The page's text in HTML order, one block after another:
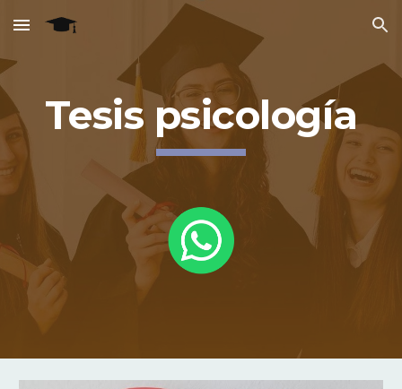
Skip to main content Skip to navigation
Tesis psicología